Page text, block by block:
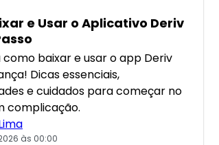
e Usar o Aplicativo Deriv
como baixar e usar o app Deriv
Dicas essenciais,
e cuidados para começar no
complicação.
às 00:00